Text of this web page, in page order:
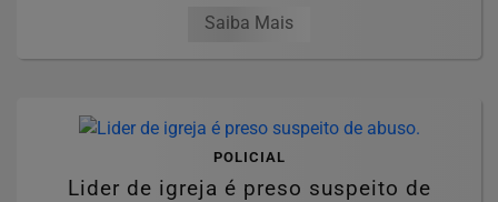
Saiba Mais
POLICIAL
Lider de igreja é preso suspeito de